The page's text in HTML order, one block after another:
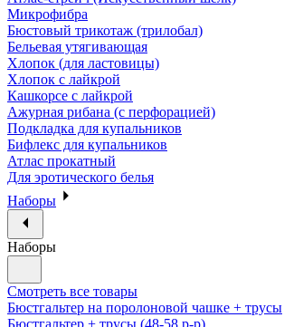
Микрофибра
Бюстовый трикотаж (трилобал)
Бельевая утягивающая
Хлопок (для ластовицы)
Хлопок с лайкрой
Кашкорсе с лайкрой
Ажурная рибана (с перфорацией)
Подкладка для купальников
Бифлекс для купальников
Атлас прокатный
Для эротического белья
Наборы
Наборы
Смотреть все товары
Бюстгальтер на поролоновой чашке + трусы
Бюстгальтер + трусы (48-58 р-р)